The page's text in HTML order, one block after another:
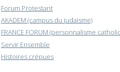
Forum Protestant
AKADEM (campus du judaïsme)
FRANCE FORUM (personnalisme
Servir Ensemble
Histoires crépues